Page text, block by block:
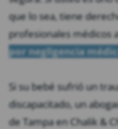
que lo sea, tiene
profesionales médicos
por negligencia
Si su bebé sufrió un
discapacitado, un
de Tampa en Chalik &